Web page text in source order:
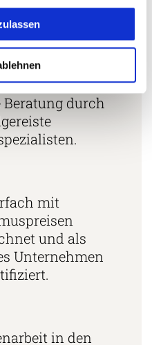
mit über
Erfahrung!
durch
mit
und als
Unternehmen
in den